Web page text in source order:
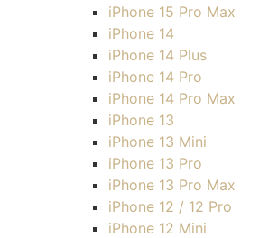
iPhone 15 Pro Max
iPhone 14
iPhone 14 Plus
iPhone 14 Pro
iPhone 14 Pro Max
iPhone 13
iPhone 13 Mini
iPhone 13 Pro
iPhone 13 Pro Max
iPhone 12 / 12 Pro
iPhone 12 Mini